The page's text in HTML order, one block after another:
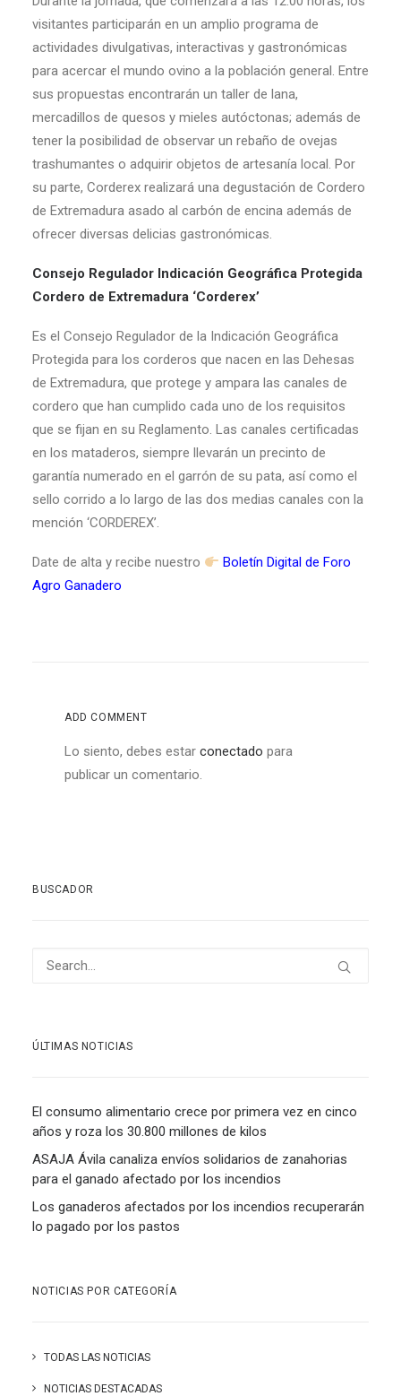
visitantes participarán en un amplio programa de
actividades divulgativas, interactivas y gastronómicas
para acercar el mundo ovino a la población general. Entre
sus propuestas encontrarán un taller de lana,
mercadillos de quesos y mieles autóctonas; además de
tener la posibilidad de observar un rebaño de ovejas
trashumantes o adquirir objetos de artesanía local. Por
su parte, Corderex realizará una degustación de Cordero
de Extremadura asado al carbón de encina además de
ofrecer diversas delicias gastronómicas.
Consejo Regulador Indicación Geográfica Protegida
Cordero de Extremadura ‘Corderex’
Es el Consejo Regulador de la Indicación Geográfica
Protegida para los corderos que nacen en las Dehesas
de Extremadura, que protege y ampara las canales de
cordero que han cumplido cada uno de los requisitos
que se fijan en su Reglamento. Las canales certificadas
en los mataderos, siempre llevarán un precinto de
garantía numerado en el garrón de su pata, así como el
sello corrido a lo largo de las dos medias canales con la
mención ‘CORDEREX’.
Date de alta y recibe nuestro
Boletín Digital de Foro
Agro Ganadero
ADD COMMENT
Lo siento, debes estar conectado para
publicar un comentario.
BUSCADOR
ÚLTIMAS NOTICIAS
El consumo alimentario crece por primera vez en cinco
años y roza los 30.800 millones de kilos
ASAJA Ávila canaliza envíos solidarios de zanahorias
para el ganado afectado por los incendios
Los ganaderos afectados por los incendios recuperarán
lo pagado por los pastos
NOTICIAS POR CATEGORÍA
TODAS LAS NOTICIAS
NOTICIAS DESTACADAS